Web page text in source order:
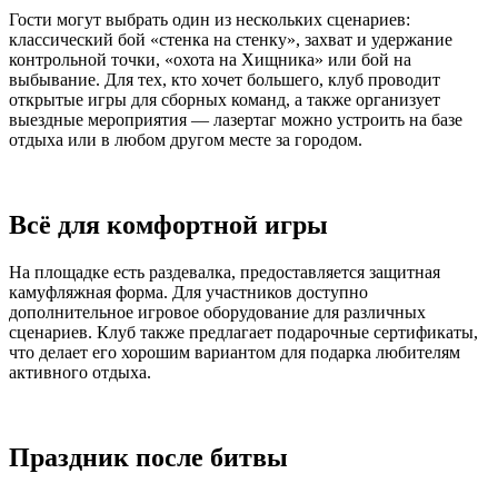
Гости могут выбрать один из нескольких сценариев:
классический бой «стенка на стенку», захват и удержание
контрольной точки, «охота на Хищника» или бой на
выбывание. Для тех, кто хочет большего, клуб проводит
открытые игры для сборных команд, а также организует
выездные мероприятия — лазертаг можно устроить на базе
отдыха или в любом другом месте за городом.
Всё для комфортной игры
На площадке есть раздевалка, предоставляется защитная
камуфляжная форма. Для участников доступно
дополнительное игровое оборудование для различных
сценариев. Клуб также предлагает подарочные сертификаты,
что делает его хорошим вариантом для подарка любителям
активного отдыха.
Праздник после битвы